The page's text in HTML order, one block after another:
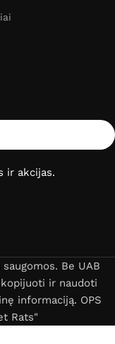
ir akcijas.
Be UAB
ir naudoti
informaciją. OPS
Rats"